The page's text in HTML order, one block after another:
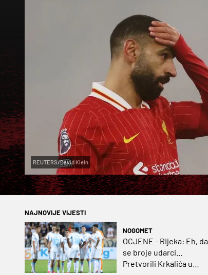
REUTERS/David Klein
NAJNOVIJE VIJESTI
NOGOMET
OCJENE - Rijeka: Eh, da
se broje udarci...
Pretvorili Krkalića u